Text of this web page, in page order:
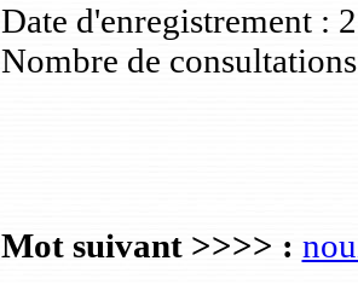
Date d'enregistrement :
Nombre de
Mot suivant >>>> :